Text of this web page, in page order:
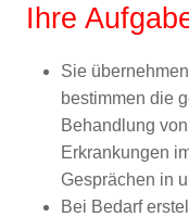
Ihre
Sie
bestimmen die
Behandlung
Erkrankungen
Gesprächen in
Bei Bedarf